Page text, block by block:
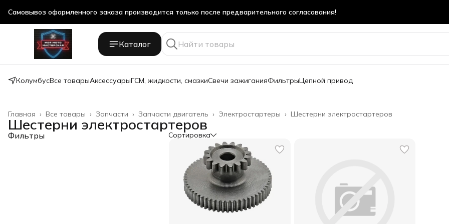
Самовывоз оформленного заказа производится только после предварительного согласования!
Самовывоз оформленного заказа производится только после предварительного согласования!
Каталог
КолумбусВсе товарыАксессуарыГСМ, жидкости, смазкиСвечи зажиганияФильтрыЦепной привод
Шестерни электростартеров
Электростартеры ›
Запчасти двигатель ›
Запчасти ›
Все товары ›
Главная ›
Шестерни электростартеров
Фильтры Сортировка